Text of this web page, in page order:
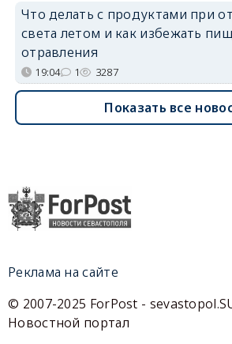
Что делать с продуктами при
света летом и как избежать
отравления
19:04 1 3287
Показать все
Реклама на сайте
© 2007-2025 ForPost -
Новостной портал